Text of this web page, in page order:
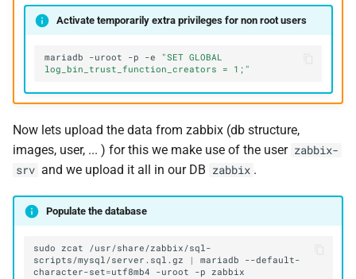
Activate temporarily extra privileges for non root users
mariadb -uroot -p -e
"SET GLOBAL
log_bin_trust_function_creators = 1;"
Now lets upload the data from zabbix (db structure,
images, user, ... ) for this we make use of the user zabbix-
srv and we upload it all in our DB zabbix .
Populate the database
sudo zcat
/usr/share/zabbix/sql-
scripts/mysql/server.sql.gz
| mariadb
--default-
character-set=utf8mb4 -uroot -p